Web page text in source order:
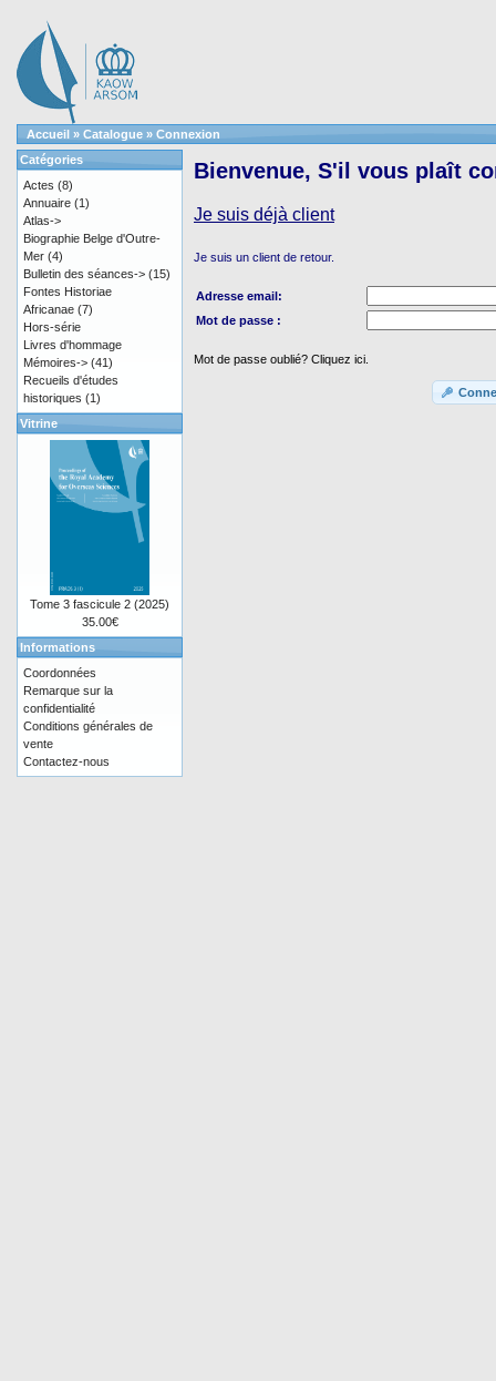
Accueil » Catalogue » Connexion
Bienvenue, S'il vous plaît
Je suis déjà client
Je suis un client de retour.
Adresse email:
Mot de passe :
Mot de passe oublié? Cliquez ici.
Catégories
Actes (8)
Annuaire (1)
Atlas->
Biographie Belge d'Outre-
Mer (4)
Bulletin des séances-> (15)
Fontes Historiae
Africanae (7)
Hors-série
Livres d'hommage
Mémoires-> (41)
Recueils d'études
historiques (1)
Vitrine
Tome 3 fascicule 2 (2025)
35.00€
Informations
Coordonnées
Remarque sur la
confidentialité
Conditions générales de
vente
Contactez-nous